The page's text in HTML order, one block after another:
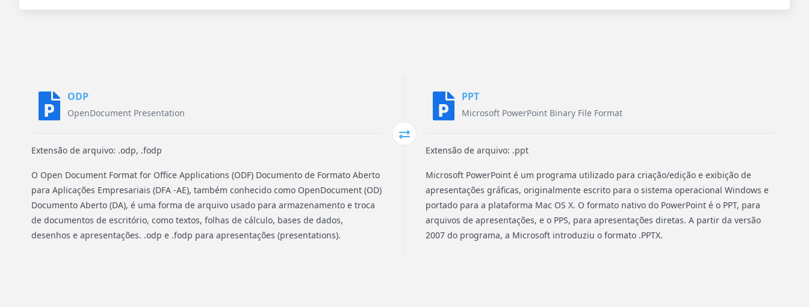
ODP
OpenDocument Presentation
Extensão de arquivo: .odp, .fodp
O Open Document Format for Office Applications (ODF) Documento de Formato Aberto
para Aplicações Empresariais (DFA -AE), também conhecido como OpenDocument (OD)
Documento Aberto (DA), é uma forma de arquivo usado para armazenamento e troca
de documentos de escritório, como textos, folhas de cálculo, bases de dados,
desenhos e apresentações. .odp e .fodp para apresentações (presentations).
PPT
Microsoft PowerPoint Binary File Format
Extensão de arquivo: .ppt
Microsoft PowerPoint é um programa utilizado para criação/edição e exibição de
apresentações gráficas, originalmente escrito para o sistema operacional Windows e
portado para a plataforma Mac OS X. O formato nativo do PowerPoint é o PPT, para
arquivos de apresentações, e o PPS, para apresentações diretas. A partir da versão
2007 do programa, a Microsoft introduziu o formato .PPTX.